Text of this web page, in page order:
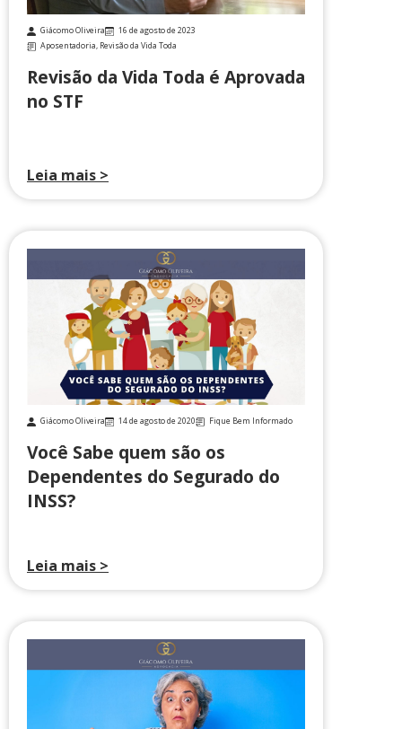
Giácomo Oliveira
16 de agosto de 2023
Aposentadoria, Revisão da Vida Toda
Revisão da Vida Toda é Aprovada
no STF
Leia mais >
Giácomo Oliveira 14 de agosto de 2020 Fique Bem Informado
Você Sabe quem são os
Dependentes do Segurado do
INSS?
Leia mais >